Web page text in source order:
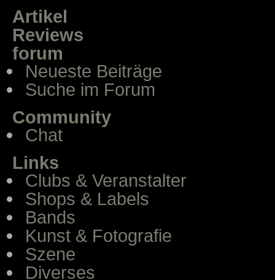
Artikel
Reviews
forum
Neueste Beiträge
Suche im Forum
Community
Chat
Links
Clubs & Veranstalter
Shops & Labels
Bands
Kunst & Fotografie
Szene
Diverses